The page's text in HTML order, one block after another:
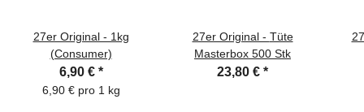
27er Original - 1kg
(Consumer)
6,90 € *
6,90 € pro 1 kg
27er Original - Tüte
Masterbox 500 Stk
23,80 € *